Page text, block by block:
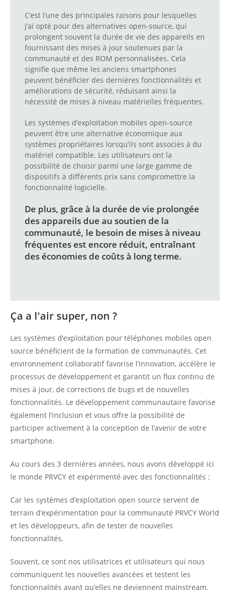
C’est l’une des principales raisons pour lesquelles
j’ai opté pour des alternatives open-source, qui
prolongent souvent la durée de vie des appareils en
fournissant des mises à jour soutenues par la
communauté et des ROM personnalisées. Cela
signifie que même les anciens smartphones
peuvent bénéficier des dernières fonctionnalités et
améliorations de sécurité, réduisant ainsi la
nécessité de mises à niveau matérielles fréquentes.
Les systèmes d’exploitation mobiles open-source
peuvent être une alternative économique aux
systèmes propriétaires lorsqu’ils sont associés à du
matériel compatible. Les utilisateurs ont la
possibilité de choisir parmi une large gamme de
dispositifs à différents prix sans compromettre la
fonctionnalité logicielle.
De plus, grâce à la durée de vie prolongée
des appareils due au soutien de la
communauté, le besoin de mises à niveau
fréquentes est encore réduit, entraînant
des économies de coûts à long terme.
Ça a l'air super, non ?
Les systèmes d’exploitation pour téléphones mobiles open
source bénéficient de la formation de communautés. Cet
environnement collaboratif favorise l’innovation, accélère le
processus de développement et garantit un flux continu de
mises à jour, de corrections de bugs et de nouvelles
fonctionnalités. Le développement communautaire favorise
également l’inclusion et vous offre la possibilité de
participer activement à la conception de l’avenir de votre
smartphone.
Au cours des 3 dernières années, nous avons développé ici
le monde PRVCY et expérimenté avec des fonctionnalités :
Car les systèmes d’exploitation open source servent de
terrain d’expérimentation pour la communauté PRVCY World
et les développeurs, afin de tester de nouvelles
fonctionnalités.
Souvent, ce sont nos utilisatrices et utilisateurs qui nous
communiquent les nouvelles avancées et testent les
fonctionnalités avant qu’elles ne deviennent mainstream.